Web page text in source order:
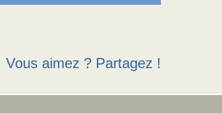
Vous aimez ? Partagez !